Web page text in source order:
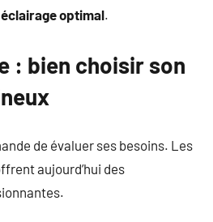
éclairage optimal.
: bien choisir son
de évaluer ses besoins. Les
aujourd’hui des